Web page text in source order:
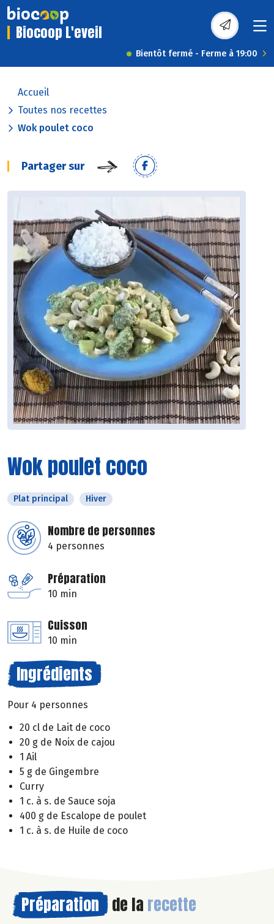
Biocoop L'eveil
Bientôt fermé - Ferme à 19:00
Accueil
Toutes nos recettes
Wok poulet coco
Partager sur
Wok poulet coco
Plat principal Hiver
Nombre de personnes
4 personnes
Préparation
10 min
Cuisson
10 min
Ingrédients
Pour 4 personnes
20 cl de Lait de coco
20 g de Noix de cajou
1 Ail
5 g de Gingembre
Curry
1 c. à s. de Sauce soja
400 g de Escalope de poulet
1 c. à s. de Huile de coco
Préparation de la recette